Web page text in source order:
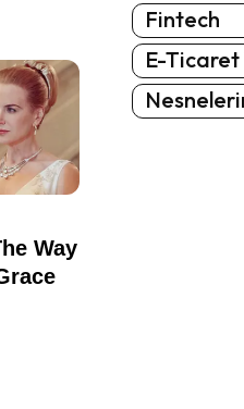
Fintech
E-